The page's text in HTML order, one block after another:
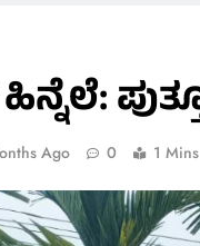
Ago 0 1 Mins